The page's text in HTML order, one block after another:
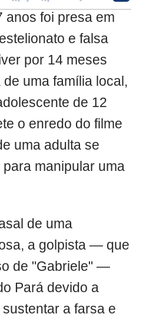
anos foi presa em
e falsa
por 14 meses
uma família local,
de 12
o enredo do filme
uma adulta se
manipular uma
de uma
a golpista — que
de "Gabriele" —
Pará devido a
a farsa e